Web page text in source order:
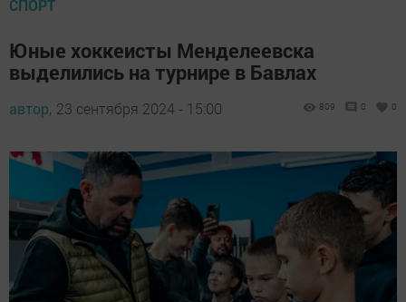
СПОРТ
Юные хоккеисты Менделеевска
выделились на турнире в Бавлах
автор, 23 сентября 2024 - 15:00 809 0 0